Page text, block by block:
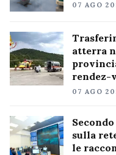
07 AGO
atterra
rendez-
07 AGO
sulla
le